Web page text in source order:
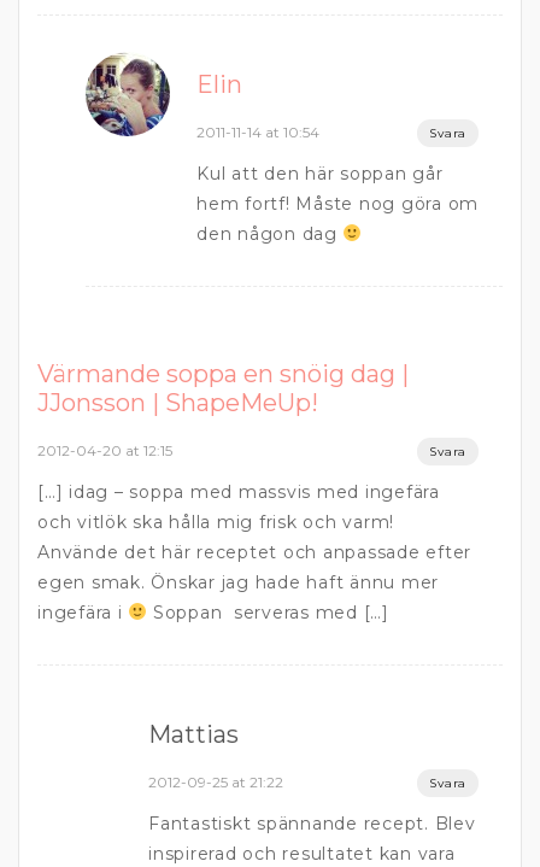
Elin
2011-11-14 at 10:54 Svara
Kul att den här soppan går
hem fortf! Måste nog göra om
den någon dag
Värmande soppa en snöig dag |
JJonsson | ShapeMeUp!
2012-04-20 at 12:15 Svara
[…] idag – soppa med massvis med ingefära
och vitlök ska hålla mig frisk och varm!
Använde det här receptet och anpassade efter
egen smak. Önskar jag hade haft ännu mer
ingefära i
Soppan serveras med […]
Mattias
2012-09-25 at 21:22 Svara
Fantastiskt spännande recept. Blev
inspirerad och resultatet kan vara